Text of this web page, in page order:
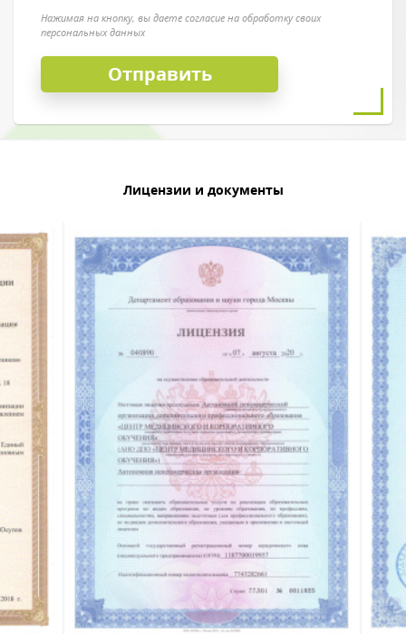
Нажимая на кнопку, вы даете согласие на обработку своих
персональных данных
Лицензии и документы